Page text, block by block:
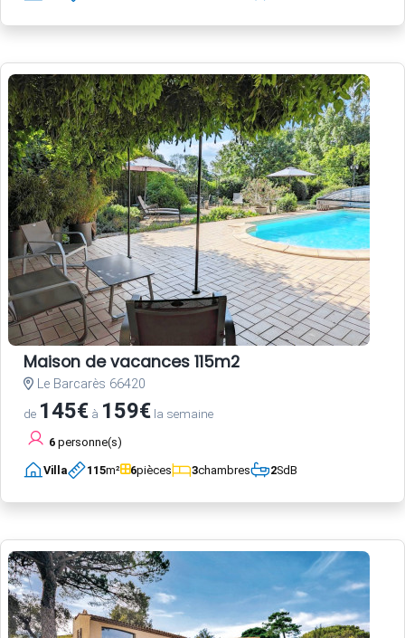
Maison de vacances 115m2
Le Barcarès 66420
de 145€ à 159€ la semaine
6 personne(s)
Villa 115m² 6pièces 3chambres 2SdB